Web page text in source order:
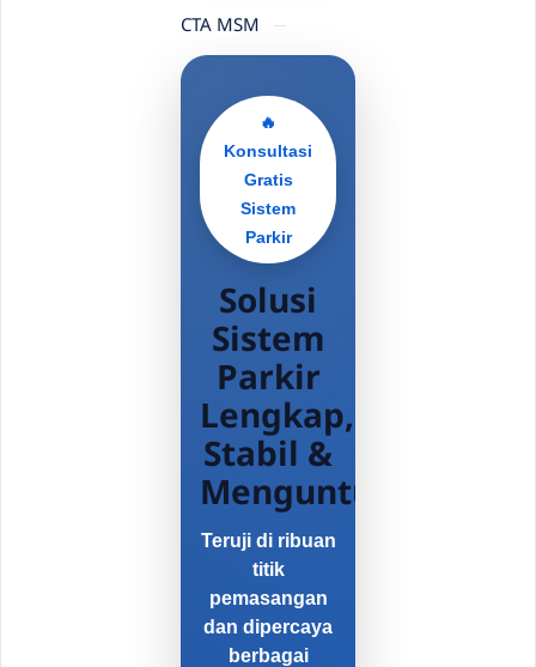
CTA MSM
🔥
Konsultasi
Gratis
Sistem
Parkir
Solusi
Sistem
Parkir
Lengkap,
Stabil &
Menguntungkan
Teruji di ribuan
titik
pemasangan
dan dipercaya
berbagai